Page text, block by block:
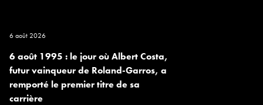
6 août 2026
6 août 1995 : le jour où Albert Costa,
futur vainqueur de Roland-Garros, a
remporté le premier titre de sa
carrière